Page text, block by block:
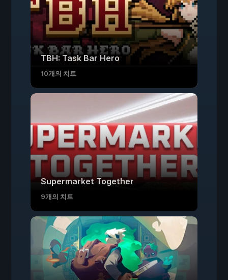
TBH: Task Bar Hero
10개의 치트
Supermarket Together
9개의 치트